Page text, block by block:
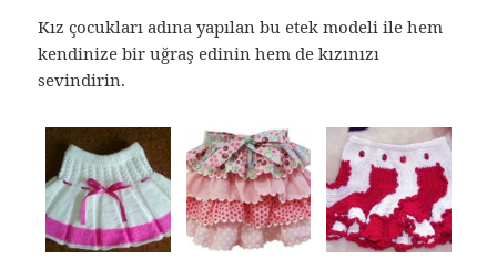
Kız çocukları adına yapılan bu etek modeli ile hem
kendinize bir uğraş edinin hem de kızınızı
sevindirin.